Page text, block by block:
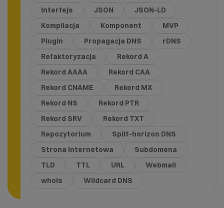
Interfejs
JSON
JSON-LD
Kompilacja
Komponent
MVP
Plugin
Propagacja DNS
rDNS
Refaktoryzacja
Rekord A
Rekord AAAA
Rekord CAA
Rekord CNAME
Rekord MX
Rekord NS
Rekord PTR
Rekord SRV
Rekord TXT
Repozytorium
Split-horizon DNS
Strona internetowa
Subdomena
TLD
TTL URL
Webmail
whois
Wildcard DNS